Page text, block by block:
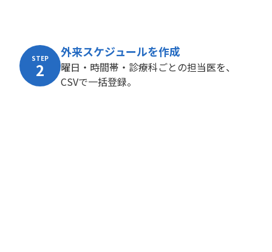
STEP
2
外来スケジュールを作成
曜日・時間帯・診療科ごとの担当医を、
CSVで一括登録。